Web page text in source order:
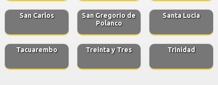
San Carlos
San Gregorio de
Polanco
Santa Lucia
Tacuarembo Treinta y Tres Trinidad